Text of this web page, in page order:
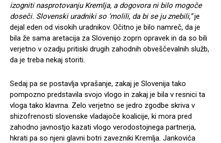
izogniti nasprotovanju Kremlja, a dogovora ni bilo mogoče
doseči. Slovenski uradniki so ‘molili, da bi se ju znebili,”je
dejal eden od visokih uradnikov. Očitno je bilo namreč, da je
bila že sama aretacija za Slovenijo zoprn opravek in da so bili
verjetno v ozadju pritiski drugih zahodnih obveščevalnih služb,
da je treba nekaj storiti.
Sedaj pa se postavlja vprašanje, zakaj je Slovenija tako
pompozno predstavila svojo vlogo in zakaj je bila v resnici ta
vloga tako klavrna. Zelo verjetno se jedro zgodbe skriva v
shizofrenosti slovenske vladajoče koalicije, ki mora pred
zahodno javnostjo kazati vlogo verodostojnega partnerja,
hkrati pa so njeni glavni botri zavezniki Kremlja. Jankovića